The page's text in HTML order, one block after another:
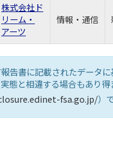
株式会社ド
リーム・
アーツ
情報・通信
告書に記載されたデータ
態と相違する場合もあり得
fsa.go.jp/）